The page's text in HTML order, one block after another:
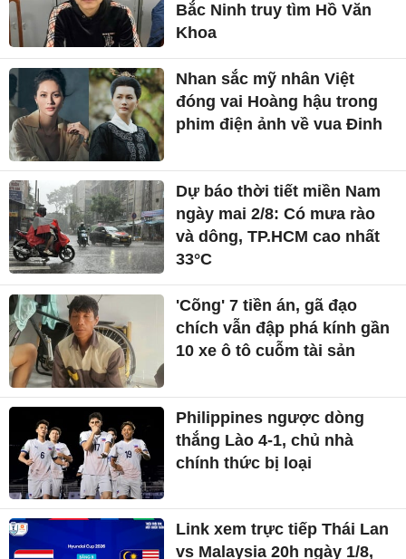
Bắc Ninh truy tìm Hồ Văn
Khoa
Nhan sắc mỹ nhân Việt
đóng vai Hoàng hậu trong
phim điện ảnh về vua Đinh
Dự báo thời tiết miền Nam
ngày mai 2/8: Có mưa rào
và dông, TP.HCM cao nhất
33°C
'Cõng' 7 tiền án, gã đạo
chích vẫn đập phá kính gần
10 xe ô tô cuỗm tài sản
Philippines ngược dòng
thắng Lào 4-1, chủ nhà
chính thức bị loại
Link xem trực tiếp Thái Lan
vs Malaysia 20h ngày 1/8,